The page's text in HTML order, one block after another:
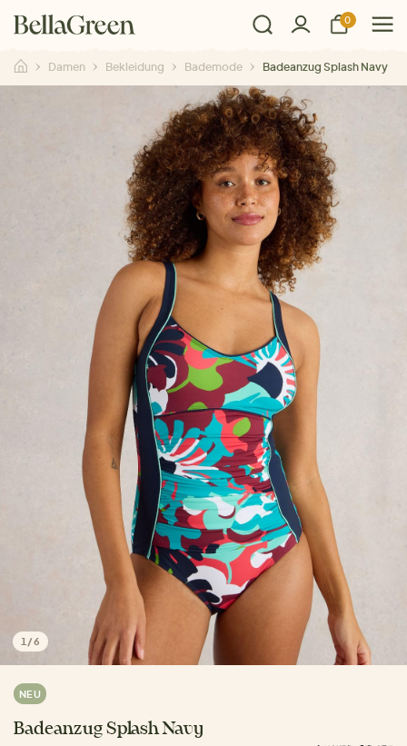
0
Damen Bekleidung Bademode Badeanzug Splash Navy
1 /6
NEU
Badeanzug Splash Navy